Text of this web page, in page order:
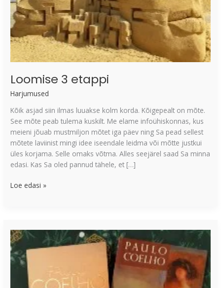
Loomise 3 etappi
Harjumused
Kõik asjad siin ilmas luuakse kolm korda. Kõigepealt on mõte.
See mõte peab tulema kuskilt. Me elame infoühiskonnas, kus
meieni jõuab mustmiljon mõtet iga päev ning Sa pead sellest
mõtete laviinist mingi idee iseendale leidma või mõtte justkui
üles korjama. Selle omaks võtma. Alles seejärel saad Sa minna
edasi. Kas Sa oled pannud tähele, et […]
Loe edasi »
–
ühe
raamatu
sünnilugu